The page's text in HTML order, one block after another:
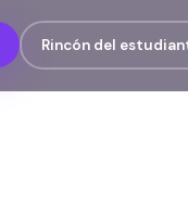
Rincón del